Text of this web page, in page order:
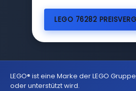
LEGO 76282
LEGO® ist eine Marke der LEGO
oder unterstützt wird.